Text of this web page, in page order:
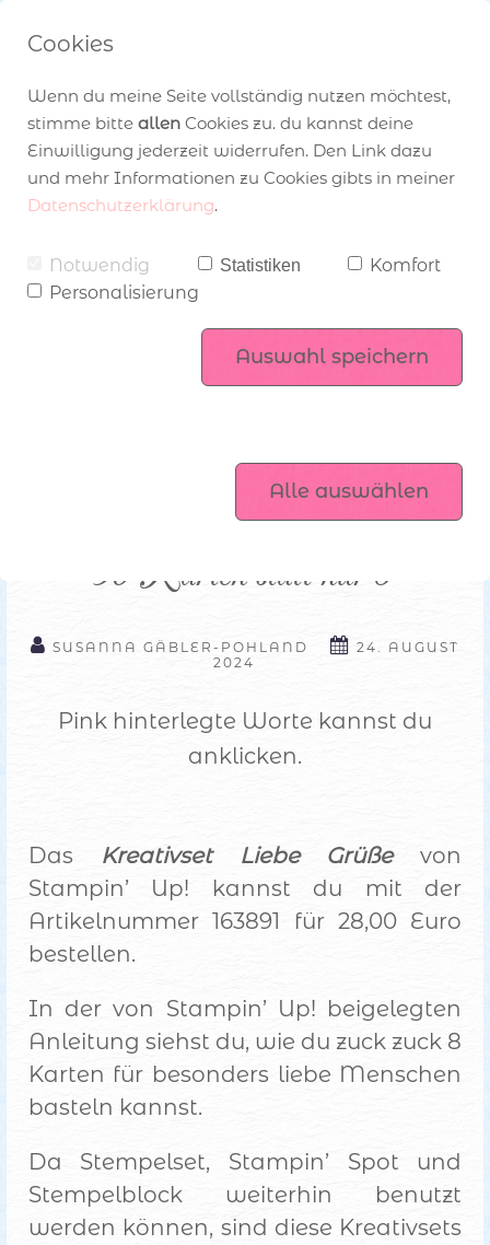
Angebot zum Katalogstart
Stampin’ Up! Produktsets
Workshops
Mitgliederbereich
über Stampin’ Up!
komm ins Team
Home ›Blog› Kreativset Liebe Grüße - 36 Karten statt nur 8
Kreativset Liebe Grüße -
36 Karten statt nur 8
SUSANNA GÄBLER-POHLAND
24. AUGUST
2024
Pink hinterlegte Worte kannst du
anklicken.
Das Kreativset Liebe Grüßevon
Stampin’ Up! kannst du mit der
Artikelnummer 163891 für 28,00 Euro
bestellen.
In der von Stampin’ Up! beigelegten
Anleitung siehst du, wie du zuck zuck 8
Karten für besonders liebe Menschen
basteln kannst.
Da Stempelset, Stampin’ Spot und
Stempelblock weiterhin benutzt
werden können, sind diese Kreativsets
Cookies
Wenn du meine Seite vollständig nutzen möchtest,
stimme bitte allen Cookies zu. du kannst deine
Einwilligung jederzeit widerrufen. Den Link dazu
und mehr Informationen zu Cookies gibts in meiner
Datenschutzerklärung.
Notwendig Statistiken
Komfort
Personalisierung
Auswahl speichern
Alle auswählen